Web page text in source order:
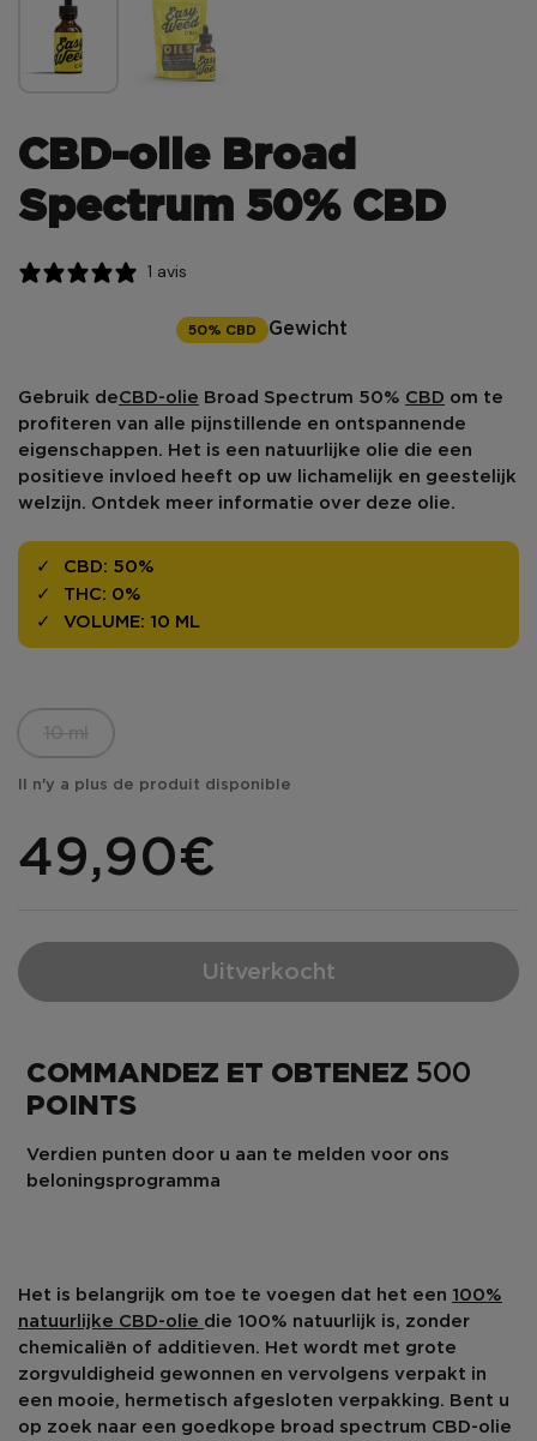
CBD-olie Broad
Spectrum 50% CBD
1 avis
50% CBD
Gebruik deCBD-olie Broad Spectrum 50% CBD om te
profiteren van alle pijnstillende en ontspannende
eigenschappen. Het is een natuurlijke olie die een
positieve invloed heeft op uw lichamelijk en geestelijk
welzijn. Ontdek meer informatie over deze olie.
CBD: 50%
THC: 0%
VOLUME: 10 ML
Gewicht
10 ml
Il n'y a plus de produit disponible
49,90€
Uitverkocht
COMMANDEZ ET OBTENEZ 500
POINTS
Verdien punten door u aan te melden voor ons
beloningsprogramma
Het is belangrijk om toe te voegen dat het een 100%
natuurlijke CBD-olie die 100% natuurlijk is,
zonder
chemicaliën of additieven. Het wordt met grote
zorgvuldigheid gewonnen en vervolgens verpakt in
een mooie, hermetisch afgesloten verpakking. Bent u
op zoek naar een goedkope broad spectrum CBD-olie